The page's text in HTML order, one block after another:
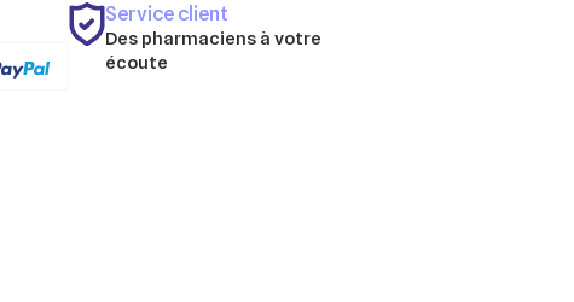
Service client
Des pharmaciens à votre
écoute